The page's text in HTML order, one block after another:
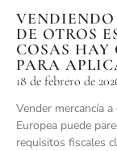
DE OTROS
COSAS HAY
PARA
18 de febrero de
Vender mercancía
Europea puede
requisitos fiscales